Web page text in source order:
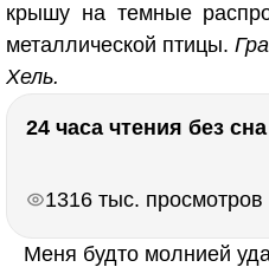
крышу на темные
металлической птицы.
Хель.
1316 тыс. просмотров
Меня будто молнией